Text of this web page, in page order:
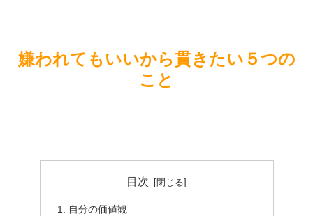
嫌われてもいいから貫きたい５つの
こと
目次
自分の価値観